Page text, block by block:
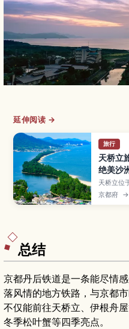
延伸阅读 →
旅行
天桥立
绝美沙
天桥立位
盖的细长
你介绍最
京都府 →
总结
京都丹后铁道是一条能尽情
落风情的地方铁路，与京都
不仅能前往天桥立、伊根舟
冬季松叶蟹等四季亮点。